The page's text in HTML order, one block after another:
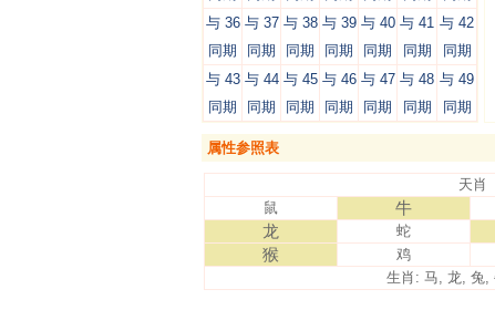
与 36
同期
与 37
同期
与 38
同期
与 39
同期
与 40
同期
与 41
同期
与 42
同期
与 43
同期
与 44
同期
与 45
同期
与 46
同期
与 47
同期
与 48
同期
与 49
同期
属性参照表
天肖
鼠
牛
龙
蛇
猴 鸡
生肖: 马, 龙, 兔,